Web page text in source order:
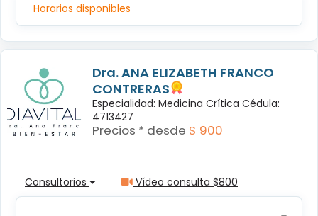
Horarios disponibles
Dra. ANA ELIZABETH FRANCO
CONTRERAS
Especialidad: Medicina Crítica Cédula:
4713427
Precios * desde $ 900
Consultorios Vídeo consulta $800